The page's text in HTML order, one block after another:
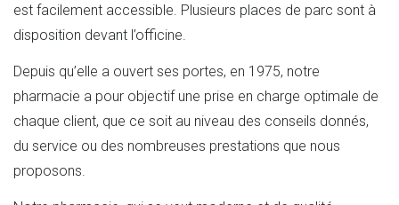
est facilement accessible. Plusieurs places de parc sont à
disposition devant l’officine.
Depuis qu’elle a ouvert ses portes, en 1975, notre
pharmacie a pour objectif une prise en charge optimale de
chaque client, que ce soit au niveau des conseils donnés,
du service ou des nombreuses prestations que nous
proposons.